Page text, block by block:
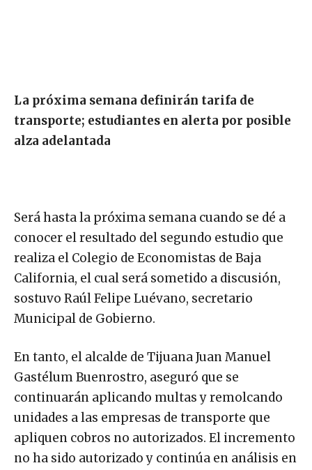
La próxima semana definirán tarifa de
transporte; estudiantes en alerta por posible
alza adelantada
Será hasta la próxima semana cuando se dé a
conocer el resultado del segundo estudio que
realiza el Colegio de Economistas de Baja
California, el cual será sometido a discusión,
sostuvo Raúl Felipe Luévano, secretario
Municipal de Gobierno.
En tanto, el alcalde de Tijuana Juan Manuel
Gastélum Buenrostro, aseguró que se
continuarán aplicando multas y remolcando
unidades a las empresas de transporte que
apliquen cobros no autorizados. El incremento
no ha sido autorizado y continúa en análisis en